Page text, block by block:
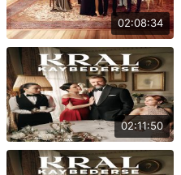
02:08:34
02:11:50